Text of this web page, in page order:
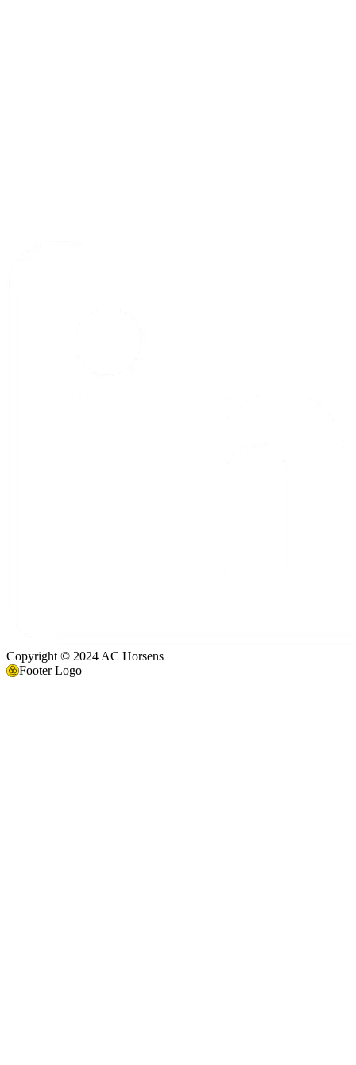
Copyright © 2024 AC Horsens
Footer Logo